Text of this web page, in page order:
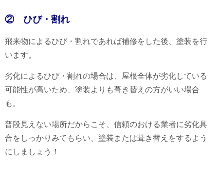
② ひび・割れ
飛来物によるひび・割れであれば補修をした後、塗装を行
います。
劣化によるひび・割れの場合は、屋根全体が劣化している
可能性が高いため、塗装よりも葺き替えの方がいい場合
も。
普段見えない場所だからこそ、信頼のおける業者に劣化具
合をしっかりみてもらい、塗装または葺き替えをするよう
にしましょう！